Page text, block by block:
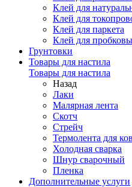
Клей для
Клей для
Клей для паркета
Клей для
Грунтовки
Товары для настила
Товары для настила
Назад
Лаки
Малярная лента
Скотч
Стрейч
Термолента для
Холодная сварка
Шнур сварочный
Пленка
Дополнительные услуги